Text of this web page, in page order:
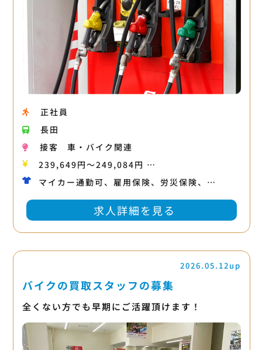
正社員
長田
接客
車・バイク関連
239,649円〜249,084円 …
マイカー通勤可、雇用保険、労災保険、…
求人詳細を見る
2026.05.12up
バイクの買取スタッフの募集
全くない方でも早期にご活躍頂けます！